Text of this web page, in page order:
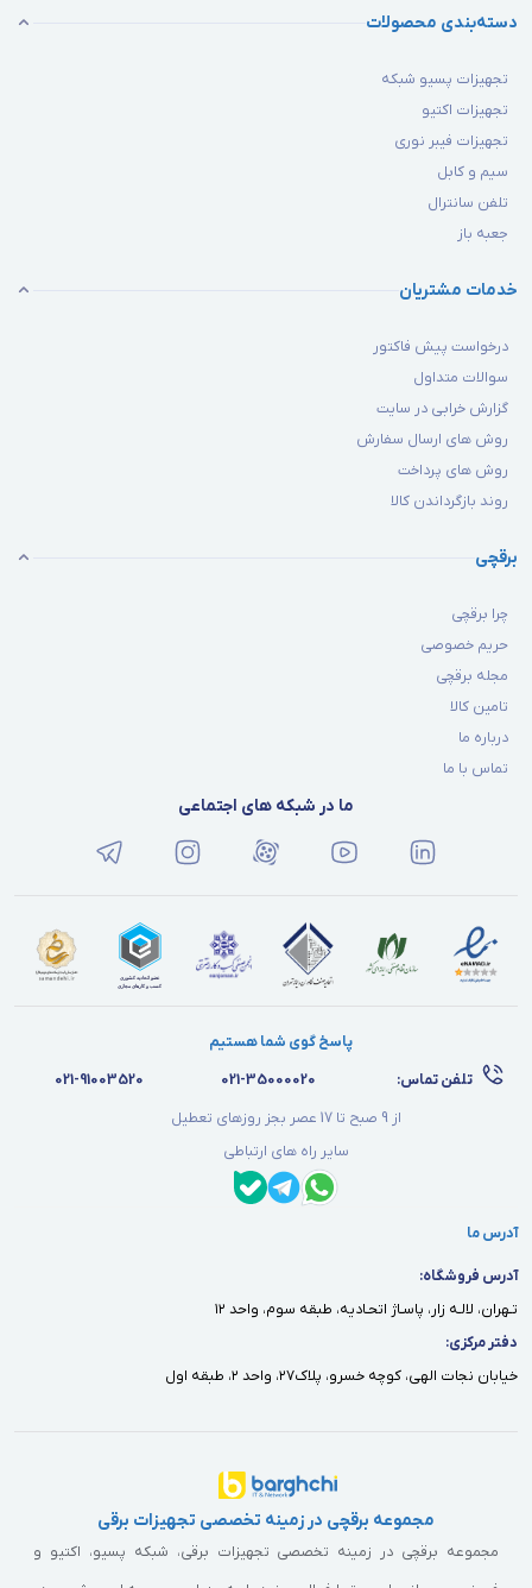
دسته‌بندی محصولات
تجهیزات پسیو شبکه
تجهیزات اکتیو
تجهیزات فیبر نوری
سیم و کابل
تلفن سانترال
جعبه باز
خدمات مشتریان
درخواست پیش فاکتور
سوالات متداول
گزارش خرابی در سایت
روش های ارسال سفارش
روش های پرداخت
روند بازگرداندن کالا
برقچی
چرا برقچی
حریم خصوصی
مجله برقچی
تامین کالا
درباره ما
تماس با ما
ما در شبکه های اجتماعی
پاسخ گوی شما هستیم
تلفن تماس:
021-35000020
021-91003520
از 9 صبح تا 17 عصر بجز روزهای تعطیل
سایر راه های ارتباطی
آدرس ما
آدرس فروشگاه:
تـهران، لالـه زار، پاسـاژ اتحـاديه، طبقه سوم، واحد ١٢
دفتر مركزى:
خيابان نجات الهى، كوچه خسرو، پلاك٢٧، واحد ٢، طبقه اول
مجموعه برقچی در زمینه تخصصی تجهیزات برقی
مجموعه برقچی در زمینه تخصصی تجهیزات برقی، شبکه پسیو، اکتیو و